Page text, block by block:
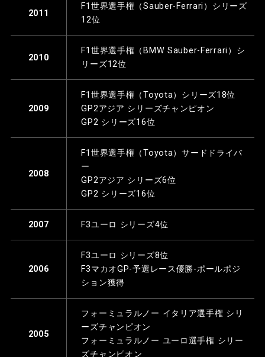
2011
F1世界選手権（Sauber-Ferrari）シリーズ
12位
2010
F1世界選手権（BMW Sauber-Ferrari）シ
リーズ12位
2009
F1世界選手権（Toyota）シリーズ18位
GP2アジア シリーズチャンピオン
GP2 シリーズ16位
2008
F1世界選手権（Toyota）サードドライバ
ー
GP2アジア シリーズ6位
GP2 シリーズ16位
2007 F3ユーロ シリーズ4位
2006
F3ユーロ シリーズ8位
F3マカオGP-予選レース優勝-ポールポジ
ション獲得
2005
フォーミュラルノー イタリア選手権 シリ
ーズチャンピオン
フォーミュラルノー ユーロ選手権 シリー
ズチャンピオン